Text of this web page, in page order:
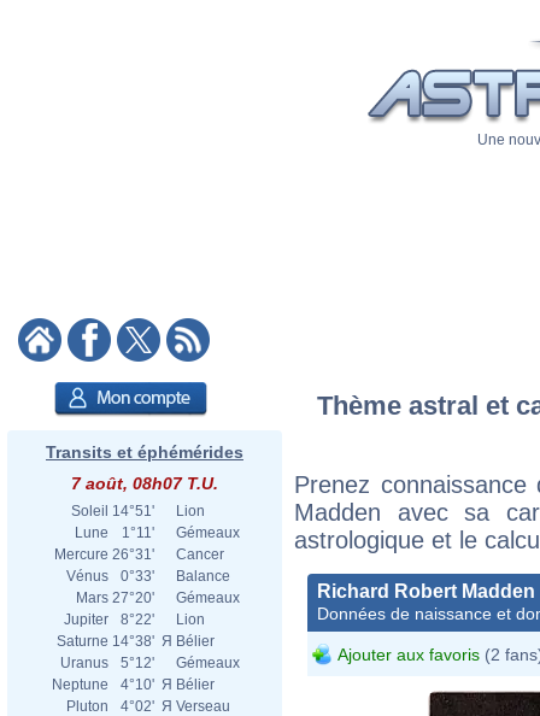
Une
Transits et éphémérides
7 août, 08h07 T.U.
Soleil 14°51'
Lion
Lune
1°11'
Gémeaux
Mercure 26°31'
Cancer
Vénus
0°33'
Balance
Mars 27°20'
Gémeaux
Jupiter
8°22'
Lion
Saturne 14°38' Я Bélier
Uranus
5°12'
Gémeaux
Neptune
4°10' Я Bélier
Pluton
4°02' Я Verseau
Thème astral et
Prenez
Madden avec sa
astrologique et le
Richard Robert Madden
Données de naissance et
Ajouter aux favoris (2